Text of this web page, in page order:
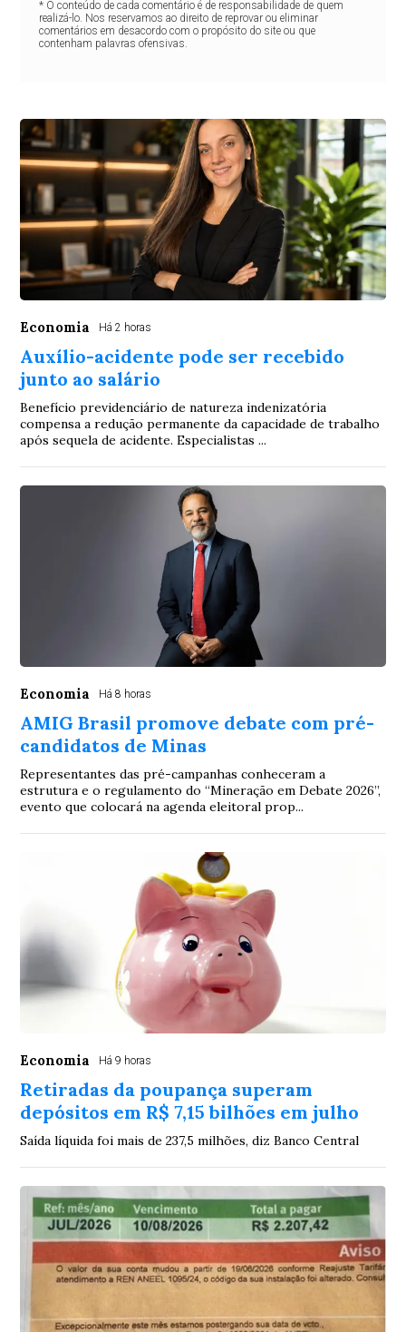
* O conteúdo de cada comentário é de responsabilidade de quem
realizá-lo. Nos reservamos ao direito de reprovar ou eliminar
comentários em desacordo com o propósito do site ou que
contenham palavras ofensivas.
Economia Há 2 horas
Auxílio-acidente pode ser recebido
junto ao salário
Benefício previdenciário de natureza indenizatória
compensa a redução permanente da capacidade de trabalho
após sequela de acidente. Especialistas ...
Economia Há 8 horas
AMIG Brasil promove debate com pré-
candidatos de Minas
Representantes das pré-campanhas conheceram a
estrutura e o regulamento do “Mineração em Debate 2026”,
evento que colocará na agenda eleitoral prop...
Economia Há 9 horas
Retiradas da poupança superam
depósitos em R$ 7,15 bilhões em julho
Saída líquida foi mais de 237,5 milhões, diz Banco Central